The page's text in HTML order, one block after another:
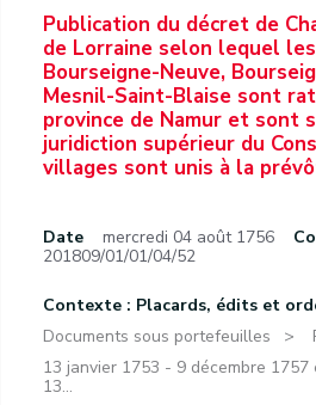
Publication du décret de
de Lorraine selon lequel
Bourseigne-Neuve,
Mesnil-Saint-Blaise sont
province de Namur et sont
juridiction supérieur du
villages sont unis à la
Date mercredi 04 août 1756
201809/01/01/04/52
Contexte : Placards, édits et
Documents sous portefeuilles
13 janvier 1753 - 9 décembre
13...